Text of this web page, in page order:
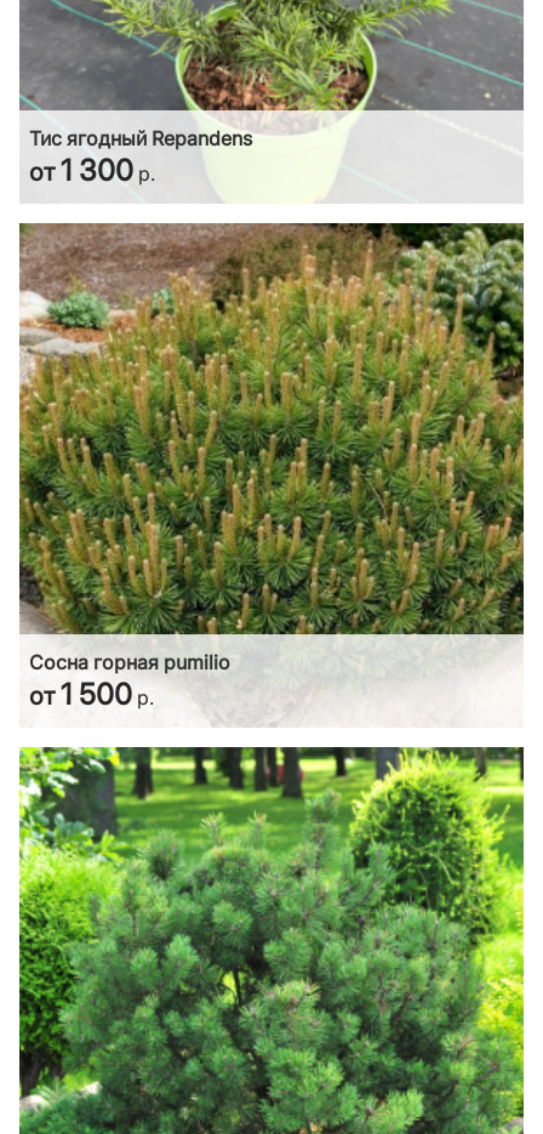
Тис ягодный Repandens
от1 300 р.
Сосна горная pumilio
от1 500 р.